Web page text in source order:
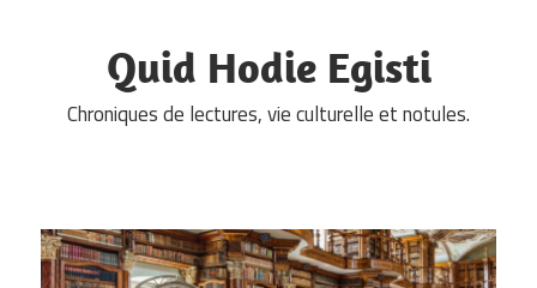
Quid Hodie Egisti
Chroniques de lectures, vie culturelle et notules.